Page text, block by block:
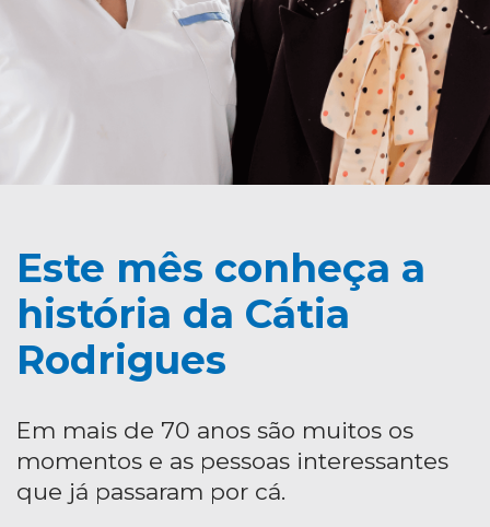
Este mês conheça a
história da Cátia
Rodrigues
Em mais de 70 anos são muitos os
momentos e as pessoas interessantes
que já passaram por cá.